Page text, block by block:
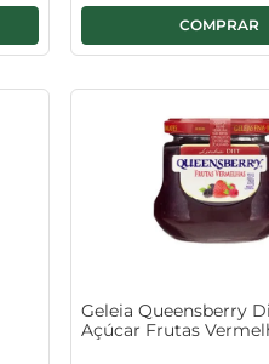
Geleia Queensberry
Açúcar Frutas